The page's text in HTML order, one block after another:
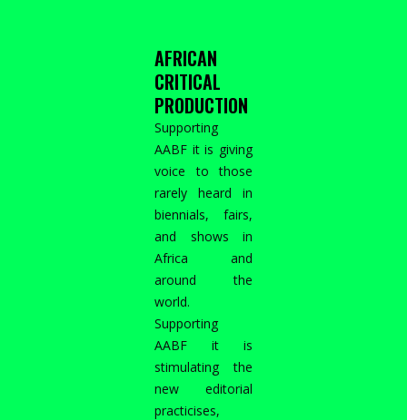
AFRICAN
CRITICAL
PRODUCTION
Supporting
AABF it is giving
voice to those
rarely heard in
biennials, fairs,
and shows in
Africa and
around the
world.
Supporting
AABF it is
stimulating the
new editorial
practicises,